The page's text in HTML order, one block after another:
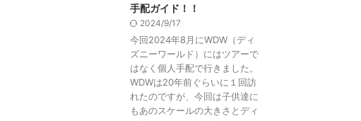
手配ガイド！！
2024/9/17
今回2024年8月にWDW（ディ
ズニーワールド）にはツアーで
はなく個人手配で行きました。
WDWは20年前ぐらいに１回訪
れたのですが、今回は子供達に
もあのスケールの大きさとディ